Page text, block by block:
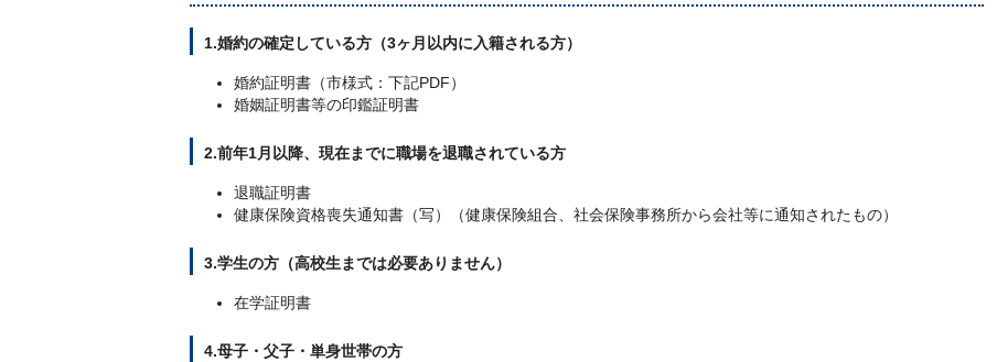
1.婚約の確定している方（3ヶ月以内に入籍される方）
婚約証明書（市様式：下記PDF）
婚姻証明書等の印鑑証明書
2.前年1月以降、現在までに職場を退職されている方
退職証明書
健康保険資格喪失通知書（写）（健康保険組合、社会保険事務所から会社等に通知されたもの）
3.学生の方（高校生までは必要ありません）
在学証明書
4.母子・父子・単身世帯の方